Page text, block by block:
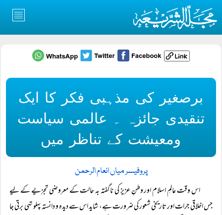
برصغیر کی مذہبی فکر کا ایک
تنقیدی جائزہ ۔ عالمی سیاست
ومعیشت کے تناظر میں
پروفیسر میاں انعام الرحمن
اس وقت عالمِ اسلام اور وطنِ عزیز کی ناگفتہ بہ حالت کے معروضی تجزیے کے لیے
جس اخلاقی جرات اور تاریخی شعور کی ضرورت ہے، شاید اس سے دیدہ و دانستہ پہلو تہی برتی جا